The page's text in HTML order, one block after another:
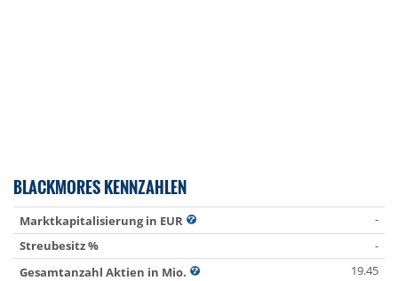
BLACKMORES KENNZAHLEN
Marktkapitalisierung in EUR
-
Streubesitz %
-
Gesamtanzahl Aktien in Mio.
19.45